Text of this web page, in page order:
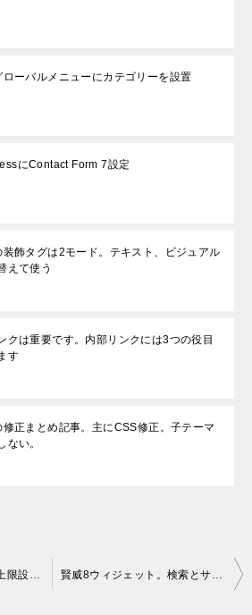
ローバルメニューにカテゴリーを設置
にContact Form 7設定
装飾タグは2モード。テキスト、ビジュアル
えて使う
クは重要です。内部リンクには3つの役目
す
修正まとめ記事。主にCSS修正。子テーマ
ない。